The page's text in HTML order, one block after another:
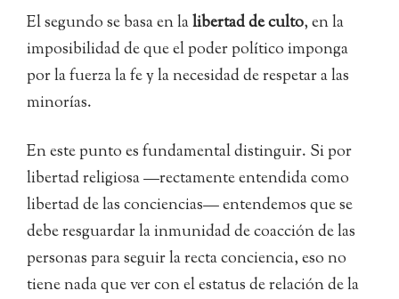
El segundo se basa en lalibertad de culto, en la
imposibilidad de que el poder político imponga
por la fuerza la fe y la necesidad de respetar a las
minorías.
En este punto es fundamental distinguir. Si por
libertad religiosa —rectamente entendida como
libertad de las conciencias— entendemos que se
debe resguardar la inmunidad de coacción de las
personas para seguir la recta conciencia, eso no
tiene nada que ver con el estatus de relación de la